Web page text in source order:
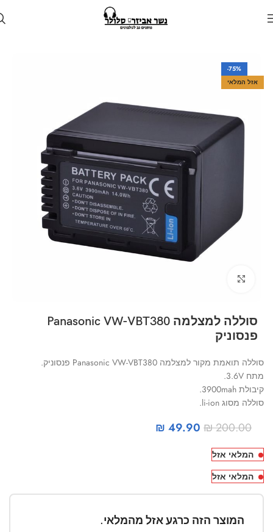
-75%
אזל המלאי
סוללה למצלמה Panasonic VW-VBT380
פנסוניק
סוללה תואמת מקור למצלמה Panasonic VW-VBT380 פנסוניק.
מתח 3.6V.
קיבולת 3900mah.
סוללה מסוג li-ion.
₪200.00
₪ 49.90
המלאי אזל
המלאי אזל
המוצר הזה כרגע אזל מהמלאי.